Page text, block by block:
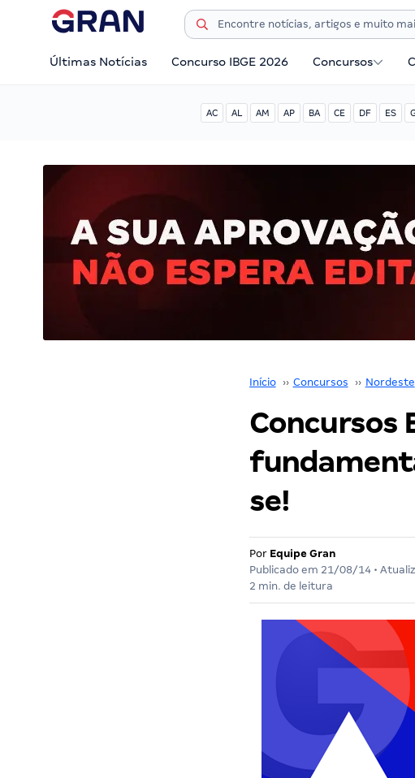
Últimas Notícias Concurso IBGE 2026 Concursos
AC AL AM AP BA CE DF ES
Início ›› Concursos ›› Nordeste
Concursos
se!
Por Equipe Gran
Publicado em 21/08/14•
2 min. de leitura